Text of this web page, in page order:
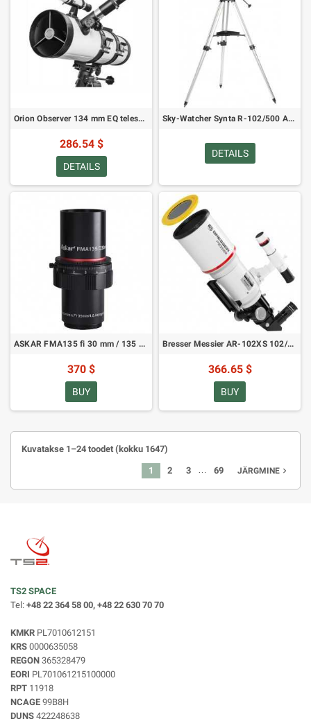
Orion Observer 134 mm EQ teleskoop (Newton NT-134/650, SKU: 52987)
286.54 $
DETAILS
Sky-Watcher Synta R-102/500 AZ-3 teleskoop (BK1025AZ3)
DETAILS
ASKAR FMA135 fi 30 mm / 135 mm f/4,5 APO astrograph / telesuum-objektiiv / juhikteleskoop / reisiteleskoop (SKU: FMA135)
370 $
BUY
Bresser Messier AR-102XS 102/460 OTA Hexafoc toru
366.65 $
BUY
Kuvatakse 1–24 toodet (kokku 1647)
1 2 3 69 JÄRGMINE navigate_next
TS2 SPACE
Tel: +48 22 364 58 00, +48 22 630 70 70
KMKR PL7010612151
KRS 0000635058
REGON 365328479
EORI PL701061215100000
RPT 11918
NCAGE 99B8H
DUNS 422248638